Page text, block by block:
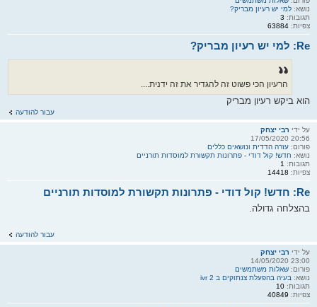
נושא: למי יש רעיון מבריק?
תגובות: 3
צפיות: 63884
Re: למי יש רעיון מבריק?
הרעיון הכי פשוט זה להגדיר את זה ידנית....
הוא ביקש רעיון מבריק
עבור להודעה
על ידי רבי יצחק
20:56 17/05/2020
פורום: עזרה הדדית ונושאים כללים
נושא: חדש! קול דודי - פתרונות תקשורת למוסדות תורניים
תגובות: 1
צפיות: 14418
Re: חדש! קול דודי - פתרונות תקשורת למוסדות תורניים
בהצלחה גדולה.
עבור להודעה
על ידי רבי יצחק
23:00 14/05/2020
פורום: שאלות משתמשים
נושא: בעיה בהפעלת צנתוקים ב ivr 2
תגובות: 10
צפיות: 40849